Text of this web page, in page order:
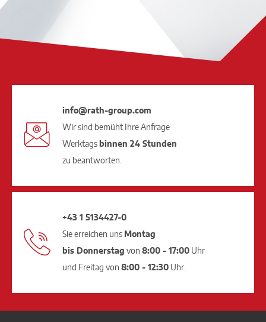
info@rath-group.com
Wir sind bemüht Ihre Anfrage
Werktagsbinnen 24 Stunden
zu beantworten.
+43 1 5134427-0
Sie erreichen uns Montag
bis Donnerstag von 8:00 - 17:00 Uhr
und Freitag von 8:00 - 12:30 Uhr.